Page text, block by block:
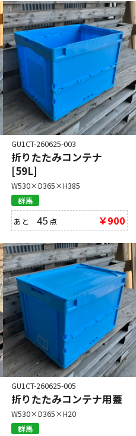
GU1CT-260625-003
折りたたみコンテナ
[59L]
W530×D365×H385
群馬
あと45 点 ￥900
GU1CT-260625-005
折りたたみコンテナ用蓋
W530×D365×H20
群馬